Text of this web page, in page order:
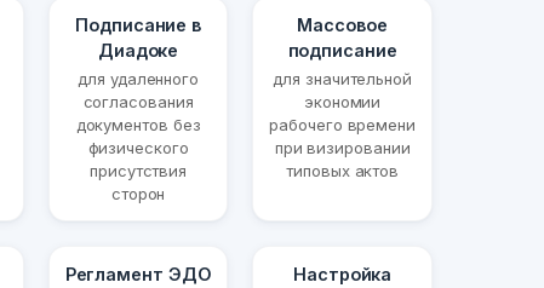
Подписание в
Диадоке
для удаленного
согласования
документов без
физического
присутствия
сторон
Массовое
подписание
для значительной
экономии
рабочего времени
при визировании
типовых актов
Регламент ЭДО
Настройка